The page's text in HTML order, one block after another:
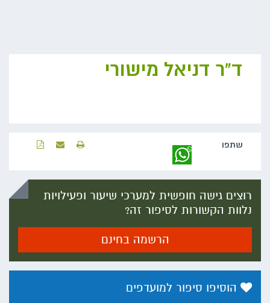
ד"ר דניאל מישורי
שתפו‬
רוצים גישה חופשית למערכי שיעור ופעילויות
נלוות הקשורות לסיפור זה?
הרשמה בחינם
הוסיפו סיפור למועדפים